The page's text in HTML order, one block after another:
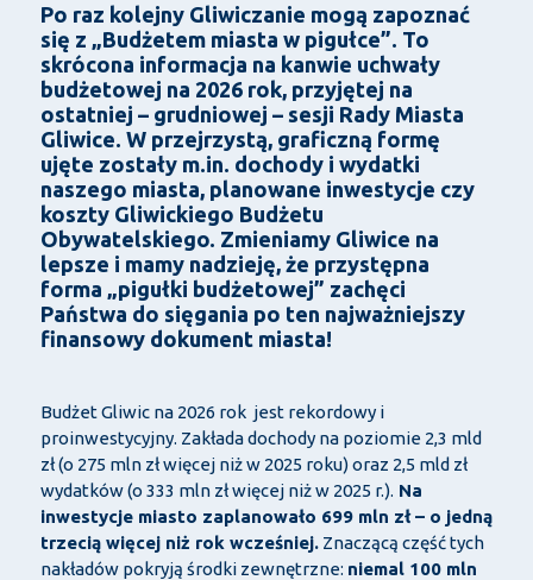
Po raz kolejny Gliwiczanie mogą zapoznać
się z „Budżetem miasta w pigułce”. To
skrócona informacja na kanwie uchwały
budżetowej na 2026 rok, przyjętej na
ostatniej – grudniowej – sesji Rady Miasta
Gliwice. W przejrzystą, graficzną formę
ujęte zostały m.in. dochody i wydatki
naszego miasta, planowane inwestycje czy
koszty Gliwickiego Budżetu
Obywatelskiego. Zmieniamy Gliwice na
lepsze i mamy nadzieję, że przystępna
forma „pigułki budżetowej” zachęci
Państwa do sięgania po ten najważniejszy
finansowy dokument miasta!
Budżet Gliwic na 2026 rok jest rekordowy i
proinwestycyjny. Zakłada dochody na poziomie 2,3 mld
zł (o 275 mln zł więcej niż w 2025 roku) oraz 2,5 mld zł
wydatków (o 333 mln zł więcej niż w 2025 r.). Na
inwestycje miasto zaplanowało 699 mln zł – o jedną
trzecią więcej niż rok wcześniej.Znaczącą część tych
nakładów pokryją środki zewnętrzne: niemal 100 mln